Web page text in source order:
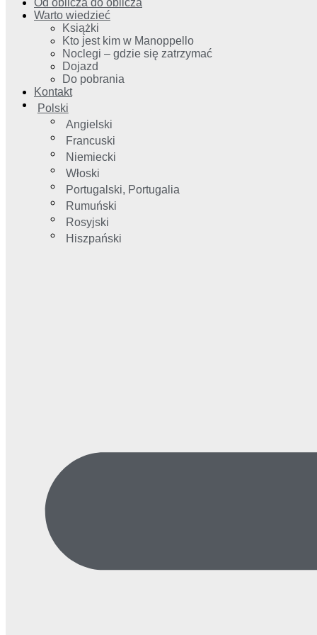
Od oblicza do oblicza
Warto wiedzieć
Książki
Kto jest kim w Manoppello
Noclegi – gdzie się zatrzymać
Dojazd
Do pobrania
Kontakt
Polski
Angielski
Francuski
Niemiecki
Włoski
Portugalski, Portugalia
Rumuński
Rosyjski
Hiszpański